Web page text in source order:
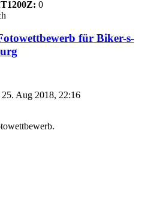
0
für Biker-s-
25. Aug 2018, 22:16